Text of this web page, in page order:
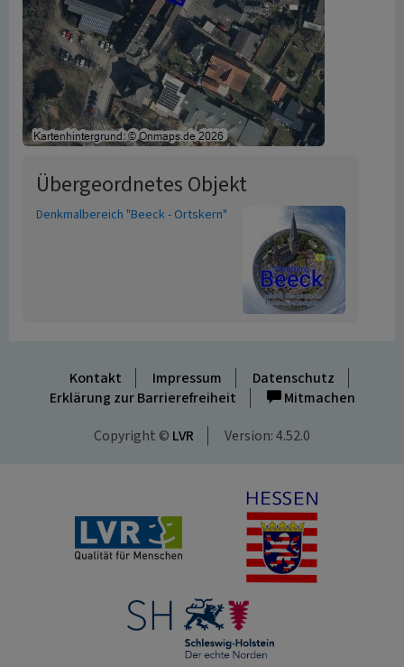
Übergeordnetes Objekt
Denkmalbereich "Beeck - Ortskern"
Kontakt Impressum
Datenschutz
Erklärung zur Barrierefreiheit
Mitmachen
Copyright © LVR Version: 4.52.0